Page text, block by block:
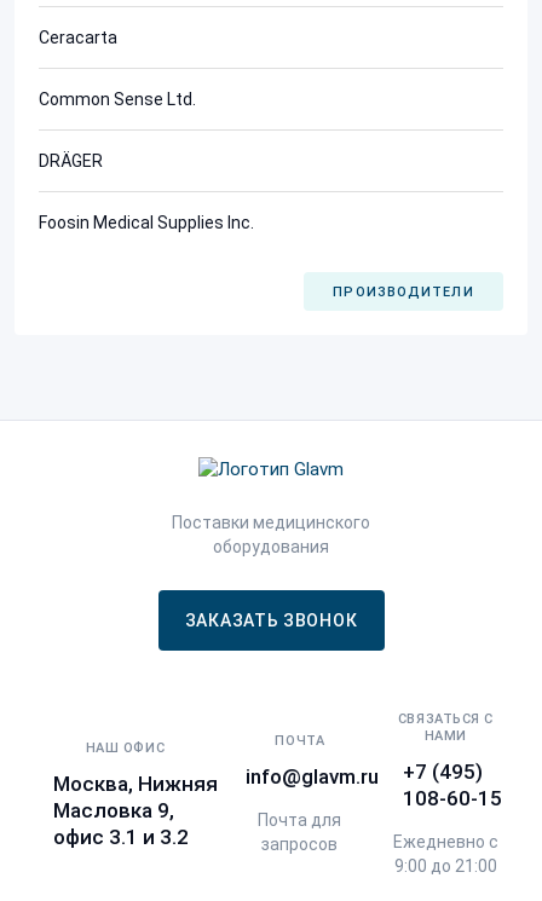
Ceracarta
Common Sense Ltd.
DRÄGER
Foosin Medical Supplies Inc.
ПРОИЗВОДИТЕЛИ
Поставки медицинского
оборудования
ЗАКАЗАТЬ ЗВОНОК
НАШ ОФИС
Москва, Нижняя
Масловка 9,
офис 3.1 и 3.2
ПОЧТА
info@glavm.ru
Почта для
запросов
СВЯЗАТЬСЯ С
НАМИ
+7 (495)
108-60-15
Ежедневно с
9:00 до 21:00